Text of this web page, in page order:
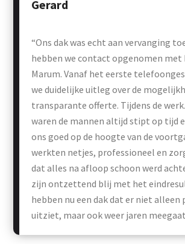
“Ons dak was echt aan vervanging
hebben we contact opgenomen met
Marum. Vanaf het eerste
we duidelijke uitleg over de
transparante offerte. Tijdens de
waren de mannen altijd stipt op tijd
ons goed op de hoogte van de
werkten netjes, professioneel en
dat alles na afloop schoon werd
zijn ontzettend blij met het
hebben nu een dak dat er niet alleen
uitziet, maar ook weer jaren
Gerard